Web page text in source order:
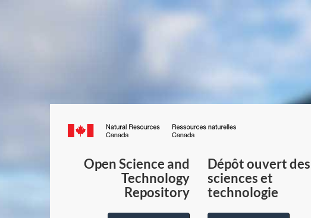
Canada.ca
du
Canada
Open Science and
Technology
Repository
Dépôt ouvert des
sciences et
technologie